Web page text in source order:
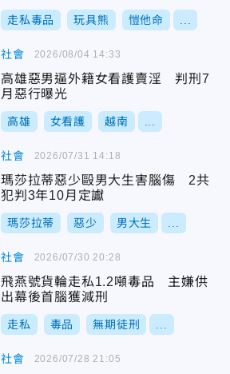
走私毒品 玩具熊 愷他命
社會
高雄惡男逼外籍女看護賣淫 判刑7
月惡行曝光
高雄 女看護 越南
2026/08/04 14:33
社會
瑪莎拉蒂惡少毆男大生害腦傷 2共
犯判3年10月定讞
瑪莎拉蒂 惡少 男大生
2026/07/31 14:18
社會
飛燕號貨輪走私1.2噸毒品 主嫌供
出幕後首腦獲減刑
走私 毒品 無期徒刑
2026/07/30 20:28
社會 2026/07/28 21:05